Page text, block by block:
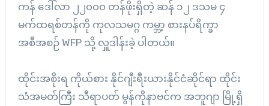
ကန် ဒေါ်လာ ၂၂၀၀၀ တန်ဖိုးရှိတဲ့ ဆန် ၁၂ ဒသမ ၄
မက်ထရစ်တန်ကို ကုလသမဂ္ဂ ကမ္ဘာ့ စားနပ်ရိက္ခာ
အစီအစဉ် WFP သို့ လှူဒါန်းခဲ့ ပါတယ်။
ထိုင်းအစိုးရ ကိုယ်စား နိုင်ဂျီးရီးယားနိုင်ငံဆိုင်ရာ ထိုင်း
သံအမတ်ကြီး သီရာပတ် မွန်ကိုနာဗင်က အဘူဂျာ မြို့ရှိ